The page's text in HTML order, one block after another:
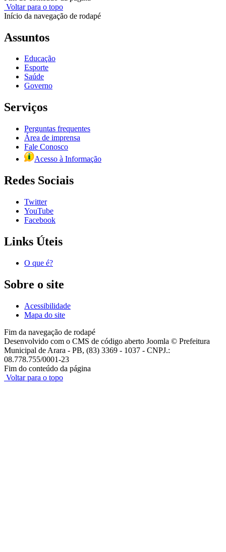
Voltar para o topo
Início da navegação de rodapé
Assuntos
Educação
Esporte
Saúde
Governo
Serviços
Perguntas frequentes
Área de imprensa
Fale Conosco
Acesso à Informação
Redes Sociais
Twitter
YouTube
Facebook
Links Úteis
O que é?
Sobre o site
Acessibilidade
Mapa do site
Fim da navegação de rodapé
Desenvolvido com o CMS de código aberto Joomla © Prefeitura
Municipal de Arara - PB, (83) 3369 - 1037 - CNPJ.:
08.778.755/0001-23
Fim do conteúdo da página
Voltar para o topo